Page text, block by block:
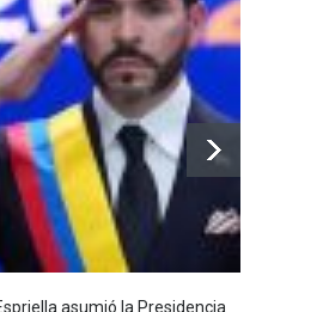
asumió la Presidencia